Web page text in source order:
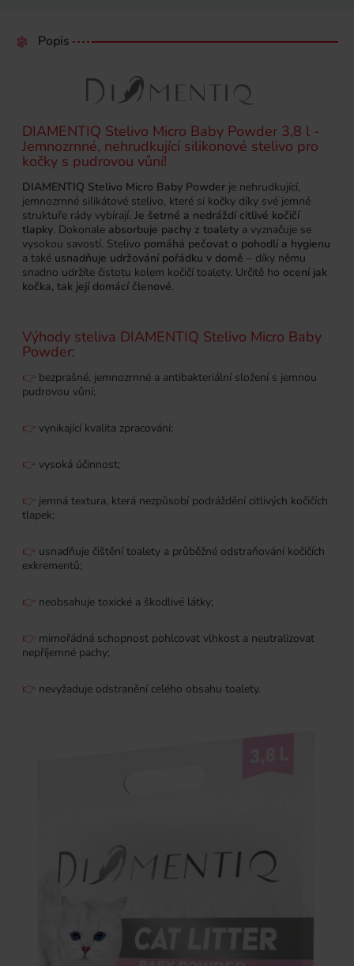
Popis
DIAMENTIQ Stelivo Micro Baby Powder 3,8 l -
Jemnozrnné, nehrudkující silikonové stelivo pro
kočky s pudrovou vůní!
DIAMENTIQ Stelivo Micro Baby Powder je nehrudkující,
jemnozrnné silikátové stelivo, které si kočky díky své jemné
struktuře rády vybírají. Je šetrné a nedráždí citlivé kočičí
tlapky. Dokonale absorbuje pachy z toalety a vyznačuje se
vysokou savostí. Stelivo pomáhá pečovat o pohodlí a hygienu
a také usnadňuje udržování pořádku v domě – díky němu
snadno udržíte čistotu kolem kočičí toalety. Určitě ho ocení jak
kočka, tak její domácí členové.
Výhody steliva DIAMENTIQ Stelivo Micro Baby
Powder:
👉 bezprašné, jemnozrnné a antibakteriální složení s jemnou
pudrovou vůní;
👉 vynikající kvalita zpracování;
👉 vysoká účinnost;
👉 jemná textura, která nezpůsobí podráždění citlivých kočičích
tlapek;
👉 usnadňuje čištění toalety a průběžné odstraňování kočičích
exkrementů;
👉 neobsahuje toxické a škodlivé látky;
👉 mimořádná schopnost pohlcovat vlhkost a neutralizovat
nepříjemné pachy;
👉 nevyžaduje odstranění celého obsahu toalety.